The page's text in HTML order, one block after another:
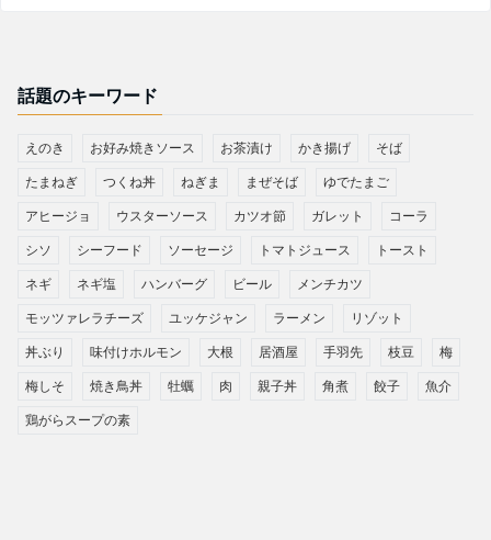
話題のキーワード
えのき お好み焼きソース お茶漬け かき揚げ そば
たまねぎ つくね丼 ねぎま まぜそば ゆでたまご
アヒージョ ウスターソース カツオ節 ガレット コーラ
シソ シーフード ソーセージ トマトジュース トースト
ネギ ネギ塩 ハンバーグ ビール メンチカツ
モッツァレラチーズ ユッケジャン ラーメン リゾット
丼ぶり 味付けホルモン 大根 居酒屋 手羽先 枝豆 梅
梅しそ 焼き鳥丼 牡蠣 肉 親子丼 角煮 餃子 魚介
鶏がらスープの素